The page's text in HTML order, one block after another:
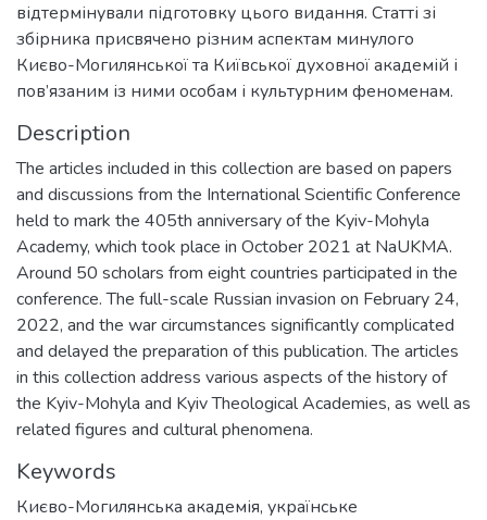
відтермінували підготовку цього видання. Статті зі
збірника присвячено різним аспектам минулого
Києво-Могилянської та Київської духовної академій і
пов’язаним із ними особам і культурним феноменам.
Description
The articles included in this collection are based on papers
and discussions from the International Scientific Conference
held to mark the 405th anniversary of the Kyiv-Mohyla
Academy, which took place in October 2021 at NaUKMA.
Around 50 scholars from eight countries participated in the
conference. The full-scale Russian invasion on February 24,
2022, and the war circumstances significantly complicated
and delayed the preparation of this publication. The articles
in this collection address various aspects of the history of
the Kyiv-Mohyla and Kyiv Theological Academies, as well as
related figures and cultural phenomena.
Keywords
Києво-Могилянська академія, українське